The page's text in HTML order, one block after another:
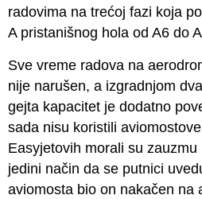
radovima na trećoj fazi koja
A pristanišnog hola od A6 do
Sve vreme radova na
nije narušen, a izgradnjom
gejta kapacitet je dodatno
sada nisu koristili
Easyjetovih morali su
jedini način da se putnici
aviomosta bio on nakačen na